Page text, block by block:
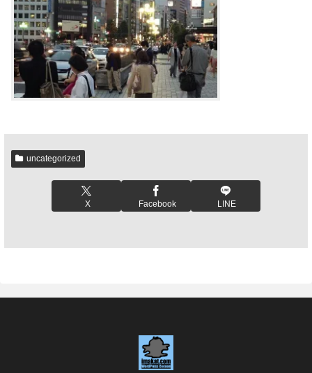
uncategorized
X Facebook LINE